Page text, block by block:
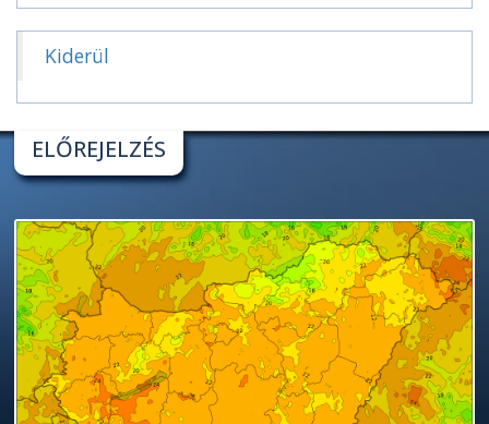
Kiderül
ELŐREJELZÉS